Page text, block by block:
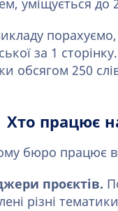
уміщується до
порахуємо,
за 1
обсягом 250
Хто працює
бюро працює
проєктів.
різні